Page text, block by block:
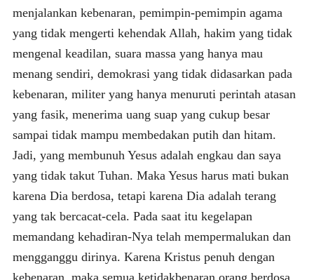
menjalankan kebenaran, pemimpin-pemimpin agama
yang tidak mengerti kehendak Allah, hakim yang tidak
mengenal keadilan, suara massa yang hanya mau
menang sendiri, demokrasi yang tidak didasarkan pada
kebenaran, militer yang hanya menuruti perintah atasan
yang fasik, menerima uang suap yang cukup besar
sampai tidak mampu membedakan putih dan hitam.
Jadi, yang membunuh Yesus adalah engkau dan saya
yang tidak takut Tuhan. Maka Yesus harus mati bukan
karena Dia berdosa, tetapi karena Dia adalah terang
yang tak bercacat-cela. Pada saat itu kegelapan
memandang kehadiran-Nya telah mempermalukan dan
mengganggu dirinya. Karena Kristus penuh dengan
kebenaran, maka semua ketidakbenaran orang berdosa